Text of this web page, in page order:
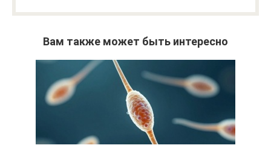
Вам также может быть интересно